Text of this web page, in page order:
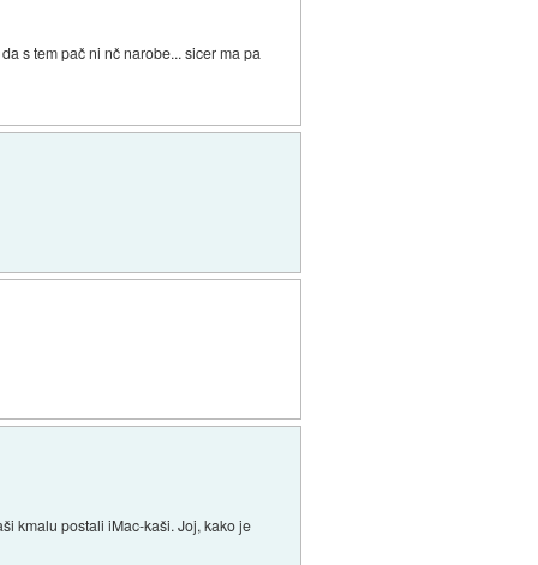
s tem pač ni nč narobe... sicer ma pa
kmalu postali iMac-kaši. Joj, kako je